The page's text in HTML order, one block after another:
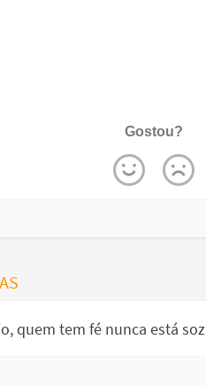
Gostou?
quem tem fé nunca está